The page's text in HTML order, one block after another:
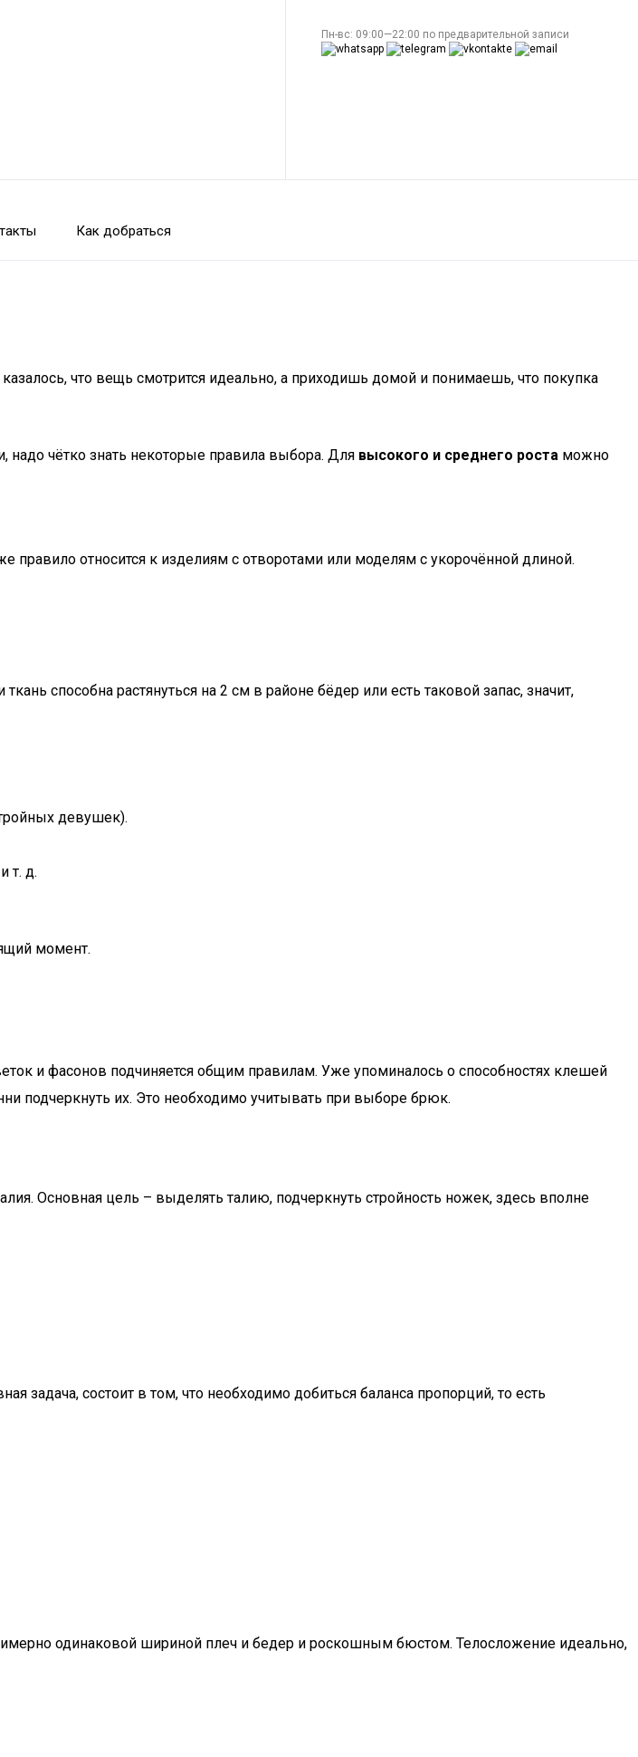
Пн-вс: 09:00—22:00 по предварительной записи
Как добраться
что вещь смотрится идеально, а приходишь домой и понимаешь, что покупка
чётко знать некоторые правила выбора. Для высокого и среднего роста можно
относится к изделиям с отворотами или моделям с укорочённой длиной.
способна растянуться на 2 см в районе бёдер или есть таковой запас, значит,
девушек).
т. д.
момент.
и фасонов подчиняется общим правилам. Уже упоминалось о способностях клешей
подчеркнуть их. Это необходимо учитывать при выборе брюк.
Основная цель – выделять талию, подчеркнуть стройность ножек, здесь вполне
задача, состоит в том, что необходимо добиться баланса пропорций, то есть
одинаковой шириной плеч и бедер и роскошным бюстом. Телосложение идеально,